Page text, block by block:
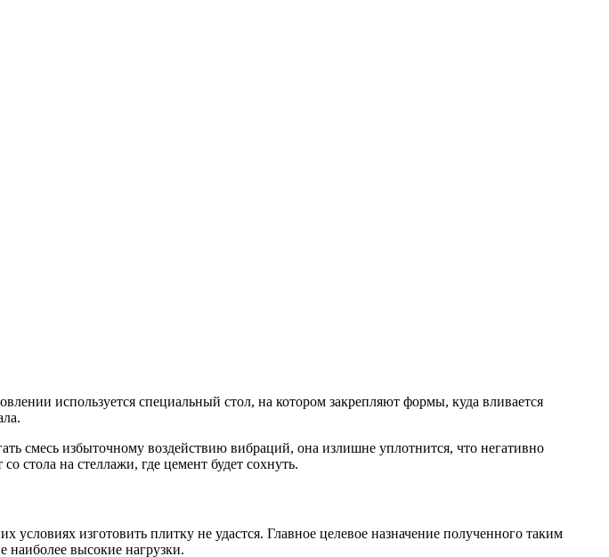
используется специальный стол, на котором закрепляют формы, куда вливается
смесь избыточному воздействию вибраций, она излишне уплотнится, что негативно
стола на стеллажи, где цемент будет сохнуть.
изготовить плитку не удастся. Главное целевое назначение полученного таким
наиболее высокие нагрузки.